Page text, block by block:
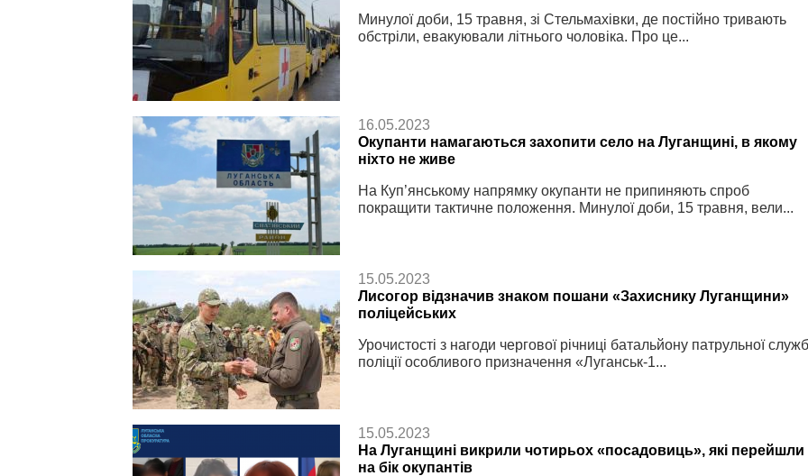
Минулої доби, 15 травня, зі Стельмахівки, де постійно тривають
обстріли, евакуювали літнього чоловіка. Про це...
16.05.2023
Окупанти намагаються захопити село на Луганщині, в якому
ніхто не живе
На Куп’янському напрямку окупанти не припиняють спроб
покращити тактичне положення. Минулої доби, 15 травня, вели...
15.05.2023
Лисогор відзначив знаком пошани «Захиснику Луганщини»
поліцейських
Урочистості з нагоди чергової річниці батальйону патрульної
поліції особливого призначення «Луганськ-1...
15.05.2023
На Луганщині викрили чотирьох «посадовиць», які перейшли
на бік окупантів